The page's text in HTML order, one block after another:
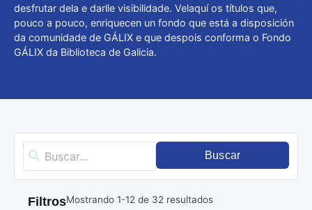
desfrutar dela e darlle visibilidade. Velaquí os títulos que,
pouco a pouco, enriquecen un fondo que está a disposición
da comunidade de GÁLIX e que despois conforma o Fondo
GÁLIX da Biblioteca de Galicia.
Buscar
FiltrosMostrando 1-12 de 32 resultados